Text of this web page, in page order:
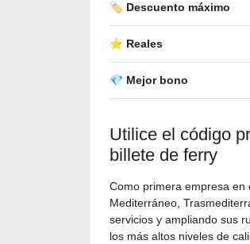
🏷️ Descuento máximo
⭐ Reales
💎 Mejor bono
Utilice el código
billete de ferry
Como primera empresa
Mediterráneo,
servicios y ampliando sus
los más altos niveles de